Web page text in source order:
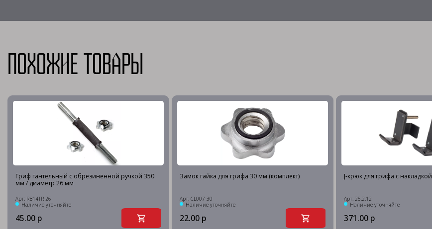
Похожие товары
Гриф гантельный с обрезиненной ручкой 350
мм / диаметр 26 мм
Арт: RB14TR-26
Наличие уточняйте
45.00 р
Замок гайка для грифа 30 мм (комплект)
Арт: CL007-30
Наличие уточняйте
22.00 р
J-крюк для грифа с накладкой
Арт: 25.2.12
Наличие уточняйте
371.00 р